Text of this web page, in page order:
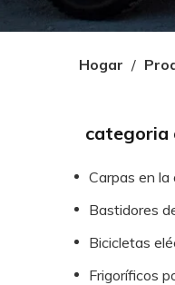
Hogar /
categoria
Carpas en la
Bastidores
Bicicletas
Frigoríficos